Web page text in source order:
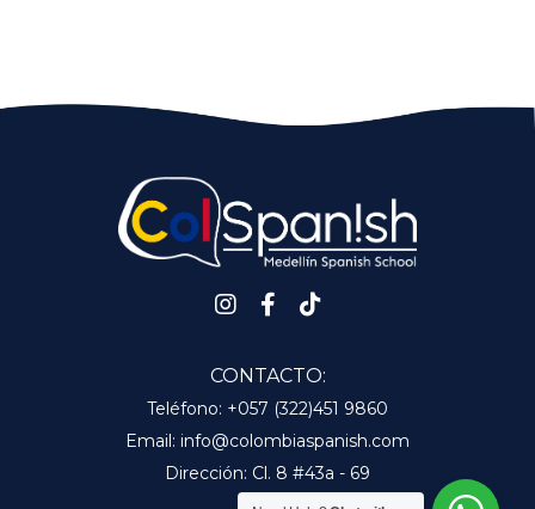
CONTACTO:
Teléfono: +057 (322)451 9860
Email: info@colombiaspanish.com
Dirección: Cl. 8 #43a - 69